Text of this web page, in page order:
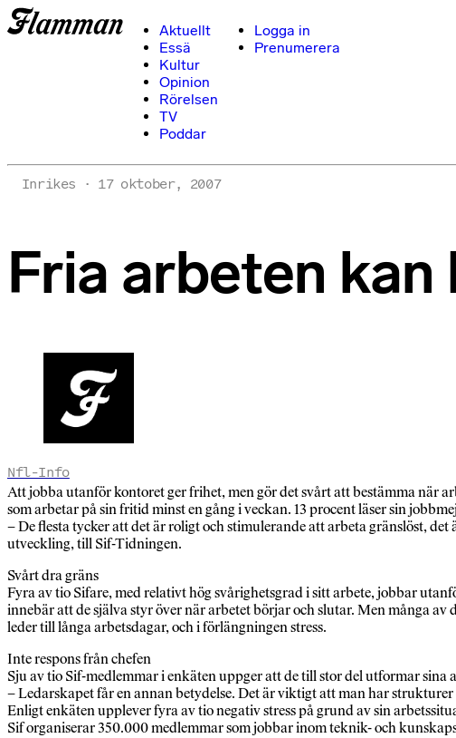
Aktuellt
Essä
Kultur
Opinion
Rörelsen
TV
Poddar
Logga in
Prenumerera
Inrikes 17 oktober, 2007
Fria arbeten
Nfl-Info
Att jobba utanför kontoret ger frihet, men gör det svårt att bestämma när
som arbetar på sin fritid minst en gång i veckan. 13 procent läser sin
– De flesta tycker att det är roligt och stimulerande att arbeta gränslöst,
utveckling, till Sif-Tidningen.
Svårt dra gräns
Fyra av tio Sifare, med relativt hög svårighetsgrad i sitt arbete, jobbar
innebär att de själva styr över när arbetet börjar och slutar. Men många
leder till långa arbetsdagar, och i förlängningen stress.
Inte respons från chefen
Sju av tio Sif-medlemmar i enkäten uppger att de till stor del utformar
– Ledarskapet får en annan betydelse. Det är viktigt att man har
Enligt enkäten upplever fyra av tio negativ stress på grund av sin
Sif organiserar 350.000 medlemmar som jobbar inom teknik- och